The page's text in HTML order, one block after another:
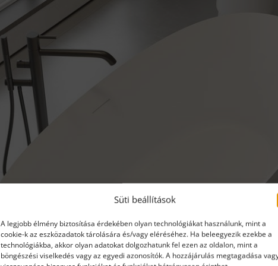
Süti beállítások
A legjobb élmény biztosítása érdekében olyan technológiákat használunk, mint a
cookie-k az eszközadatok tárolására és/vagy eléréséhez. Ha beleegyezik ezekbe a
technológiákba, akkor olyan adatokat dolgozhatunk fel ezen az oldalon, mint a
böngészési viselkedés vagy az egyedi azonosítók. A hozzájárulás megtagadása